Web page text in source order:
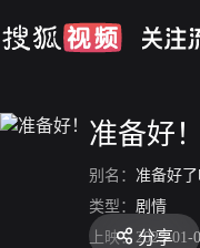
准备好！
别名： 准备好了
类型： 剧情
上映： 2023-01-
分享